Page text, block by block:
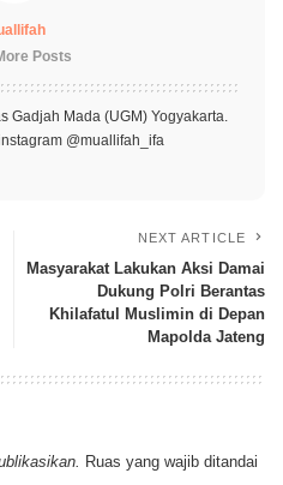
Posts
Gadjah Mada (UGM) Yogyakarta.
@muallifah_ifa
NEXT ARTICLE
Masyarakat Lakukan Aksi Damai
Dukung Polri Berantas
Khilafatul Muslimin di Depan
Mapolda Jateng
Ruas yang wajib ditandai